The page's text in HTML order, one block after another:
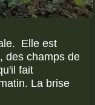
Elle est
des champs de
fait
La brise